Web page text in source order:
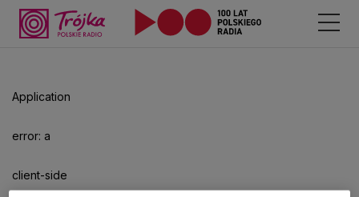
Application
error: a
client-side